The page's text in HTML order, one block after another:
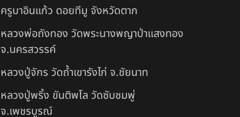
ครูบาอินแก้ว ดอยทีมู จังหวัดตาก
หลวงพ่อถังทอง วัดพระนางพญาป่าแสงทอง
จ.นครสวรรค์
หลวงปู่จักร วัดถ้ำเขารังไก่ จ.ชัยนาท
หลวงปู่พริ้ง ขันติพโล วัดซับชมพู่
จ.เพชรบูรณ์